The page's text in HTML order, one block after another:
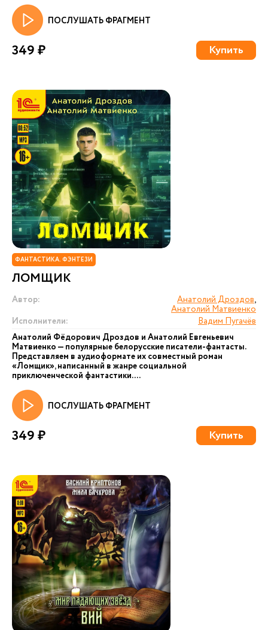
ПОСЛУШАТЬ ФРАГМЕНТ
349 ₽ Купить
ФАНТАСТИКА. ФЭНТЕЗИ
ЛОМЩИК
Автор: Анатолий Дроздов,
Анатолий Матвиенко
Исполнители:
Вадим Пугачёв
Анатолий Фёдорович Дроздов и Анатолий Евгеньевич
Матвиенко — популярные белорусские писатели-фантасты.
Представляем в аудиоформате их совместный роман
«Ломщик», написанный в жанре социальной
приключенческой фантастики....
ПОСЛУШАТЬ ФРАГМЕНТ
349 ₽ Купить